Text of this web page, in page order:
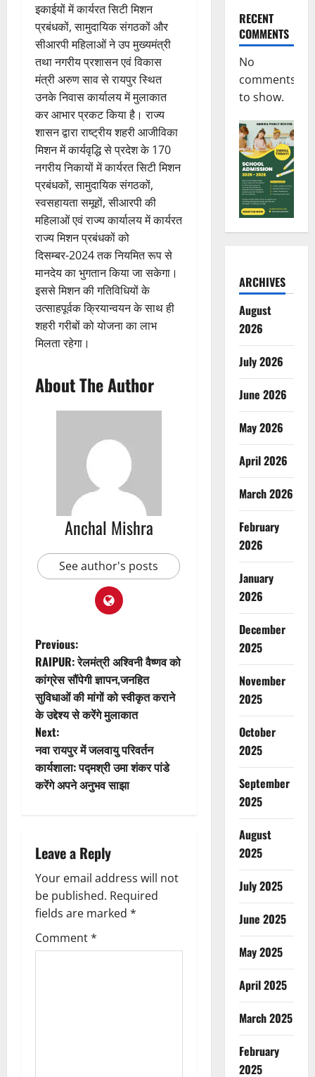
इकाईयों में कार्यरत सिटी मिशन
प्रबंधकों, सामुदायिक संगठकों और
सीआरपी महिलाओं ने उप मुख्यमंत्री
तथा नगरीय प्रशासन एवं विकास
मंत्री अरुण साव से रायपुर स्थित
उनके निवास कार्यालय में मुलाकात
कर आभार प्रकट किया है। राज्य
शासन द्वारा राष्ट्रीय शहरी आजीविका
मिशन में कार्यवृद्धि से प्रदेश के 170
नगरीय निकायों में कार्यरत सिटी मिशन
प्रबंधकों, सामुदायिक संगठकों,
स्वसहायता समूहों, सीआरपी की
महिलाओं एवं राज्य कार्यालय में कार्यरत
राज्य मिशन प्रबंधकों को
दिसम्बर-2024 तक नियमित रूप से
मानदेय का भुगतान किया जा सकेगा।
इससे मिशन की गतिविधियों के
उत्साहपूर्वक क्रियान्वयन के साथ ही
शहरी गरीबों को योजना का लाभ
मिलता रहेगा।
About The Author
Anchal Mishra
See author's posts
P
o
s
t
n
a
i
g
a
t
Previous:
RAIPUR: रेलमंत्री अश्विनी वैष्णव को
कांग्रेस सौंपेगी ज्ञापन,जनहित
सुविधाओं की मांगों को स्वीकृत कराने
के उद्देश्य से करेंगे मुलाकात
Next:
नवा रायपुर में जलवायु परिवर्तन
कार्यशाला: पद्मश्री उमा शंकर पांडे
करेंगे अपने अनुभव साझा
Leave a Reply
Your email address will not
be published. Required
fields are marked *
Comment*
RECENT
COMMENTS
No
comments
to show.
ARCHIVES
August
2026
July 2026
June 2026
May 2026
April 2026
March 2026
February
2026
January
2026
December
2025
November
2025
October
2025
September
2025
August
2025
July 2025
June 2025
May 2025
April 2025
March 2025
February
2025